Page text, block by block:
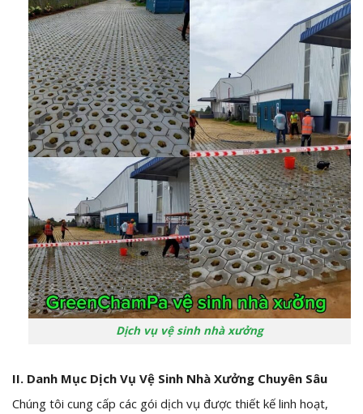
Dịch vụ vệ sinh nhà xưởng
II. Danh Mục Dịch Vụ Vệ Sinh Nhà Xưởng Chuyên Sâu
Chúng tôi cung cấp các gói dịch vụ được thiết kế linh hoạt,